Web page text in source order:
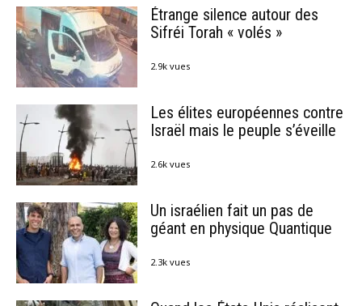
Étrange silence autour des
Sifréi Torah « volés »
2.9k vues
Les élites européennes contre
Israël mais le peuple s’éveille
2.6k vues
Un israélien fait un pas de
géant en physique Quantique
2.3k vues